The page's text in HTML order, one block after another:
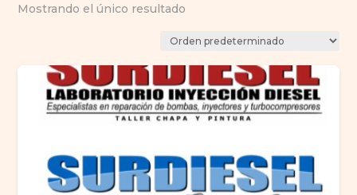
Mostrando el único resultado